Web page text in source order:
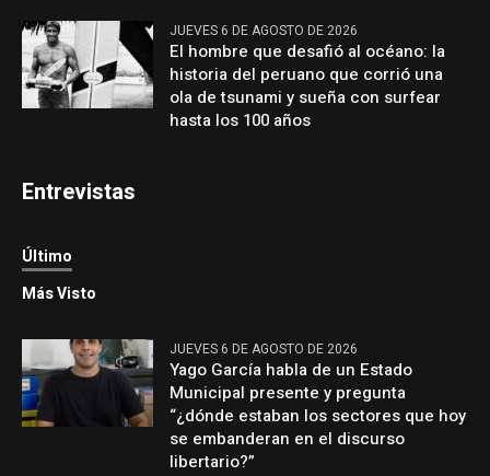
JUEVES 6 DE AGOSTO DE 2026
El hombre que desafió al océano: la
historia del peruano que corrió una
ola de tsunami y sueña con surfear
hasta los 100 años
Entrevistas
Último
Más Visto
JUEVES 6 DE AGOSTO DE 2026
Yago García habla de un Estado
Municipal presente y pregunta
“¿dónde estaban los sectores que hoy
se embanderan en el discurso
libertario?”